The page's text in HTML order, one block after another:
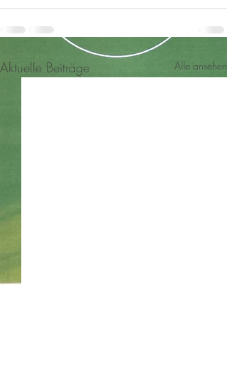
Aktuelle Beiträge Alle ansehen